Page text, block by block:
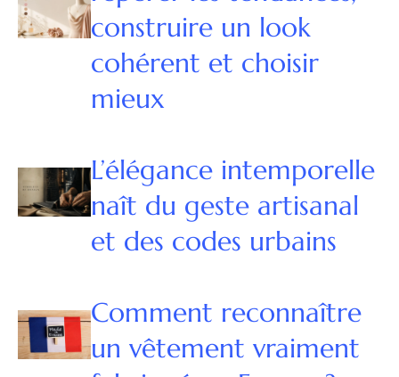
construire un look
cohérent et choisir
mieux
L’élégance intemporelle
naît du geste artisanal
et des codes urbains
Comment reconnaître
un vêtement vraiment